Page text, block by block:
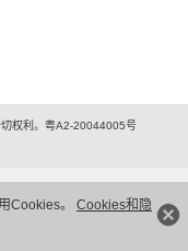
Cookies。 Cookies和隐
权利。粤A2-20044005号